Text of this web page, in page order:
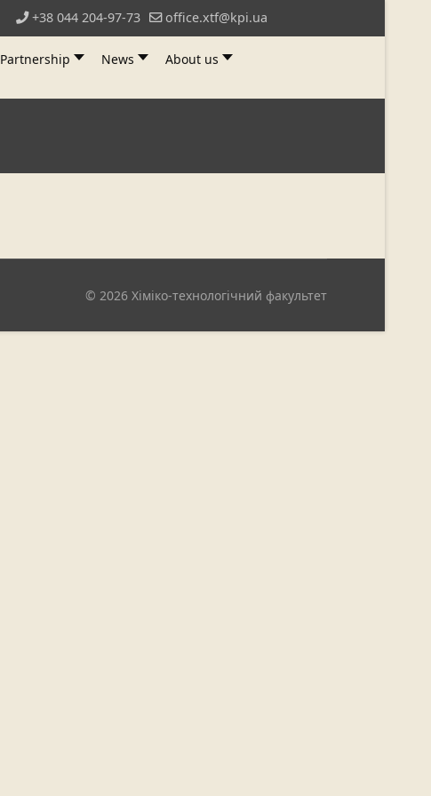
+38 044 204-97-73 office.xtf@kpi.ua
Partnership News About us
© 2026 Хіміко-технологічний факультет